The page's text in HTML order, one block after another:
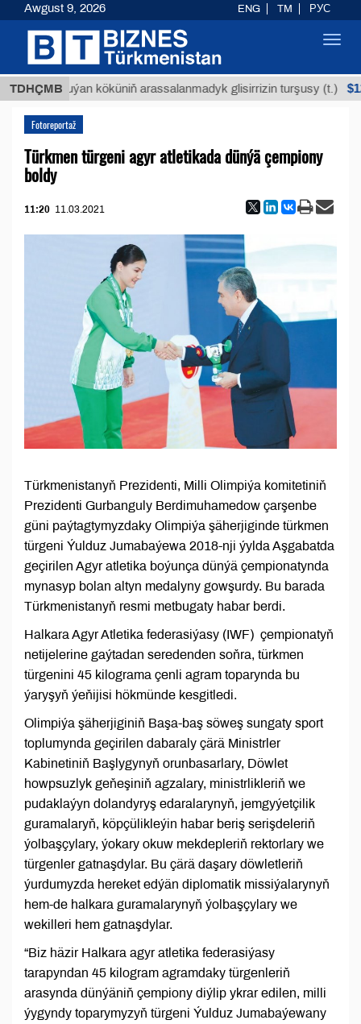
TDHÇMB
Buýan köküniň arassalanmadyk glisirrizin turşusy (t.)
Fotoreportaž
Türkmen türgeni agyr atletikada dünýä çempiony
boldy
11:20 11.03.2021
Türkmenistanyň Prezidenti, Milli Olimpiýa komitetiniň
Prezidenti Gurbanguly Berdimuhamedow çarşenbe
güni paýtagtymyzdaky Olimpiýa şäherjiginde türkmen
türgeni Ýulduz Jumabaýewa 2018-nji ýylda Aşgabatda
geçirilen Agyr atletika boýunça dünýä çempionatynda
mynasyp bolan altyn medalyny gowşurdy. Bu barada
Türkmenistanyň resmi metbugaty habar berdi.
Halkara Agyr Atletika federasiýasy (IWF) çempionatyň
netijelerine gaýtadan seredenden soňra, türkmen
türgenini 45 kilograma çenli agram toparynda bu
ýaryşyň ýeňijisi hökmünde kesgitledi.
Olimpiýa şäherjiginiň Başa-baş söweş sungaty sport
toplumynda geçirilen dabaraly çärä Ministrler
Kabinetiniň Başlygynyň orunbasarlary, Döwlet
howpsuzlyk geňeşiniň agzalary, ministrlikleriň we
pudaklaýyn dolandyryş edaralarynyň, jemgyýetçilik
guramalaryň, köpçülikleýin habar beriş serişdeleriň
ýolbaşçylary, ýokary okuw mekdepleriň rektorlary we
türgenler gatnaşdylar. Bu çärä daşary döwletleriň
ýurdumyzda hereket edýän diplomatik missiýalarynyň
hem-de halkara guramalarynyň ýolbaşçylary we
wekilleri hem gatnaşdylar.
“Biz häzir Halkara agyr atletika federasiýasy
tarapyndan 45 kilogram agramdaky türgenleriň
arasynda dünýäniň çempiony diýlip ykrar edilen, milli
ýygyndy toparymyzyň türgeni Ýulduz Jumabaýewany
Awgust 9, 2026 ENG TM РУС